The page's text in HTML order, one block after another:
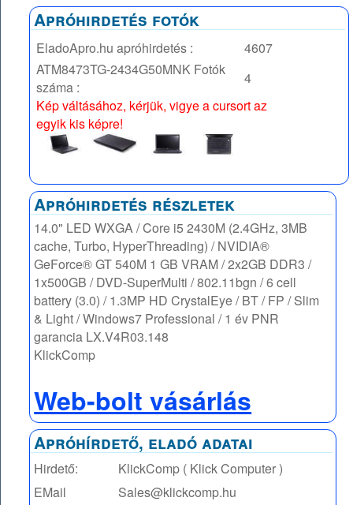
Apróhirdetés fotók
EladoApro.hu apróhirdetés :
4607
ATM8473TG-2434G50MNK Fotók
száma :
4
Kép váltásához, kérjük, vigye a cursort az
egyik kis képre!
Apróhirdetés részletek
14.0" LED WXGA / Core i5 2430M (2.4GHz, 3MB
cache, Turbo, HyperThreading) / NVIDIA®
GeForce® GT 540M 1 GB VRAM / 2x2GB DDR3 /
1x500GB / DVD-SuperMulti / 802.11bgn / 6 cell
battery (3.0) / 1.3MP HD CrystalEye / BT / FP / Slim
& Light / Windows7 Professional / 1 év PNR
garancia LX.V4R03.148
KlickComp
Web-bolt vásárlás
Apróhírdető, eladó adatai
Hirdető:
KlickComp ( Klick Computer )
EMail
Sales@klickcomp.hu